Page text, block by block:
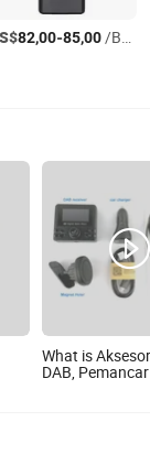
82,00-85,00/Bagian
What is
DAB,